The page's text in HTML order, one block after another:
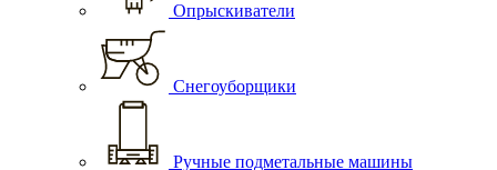
Опрыскиватели
Снегоуборщики
Ручные подметальные машины